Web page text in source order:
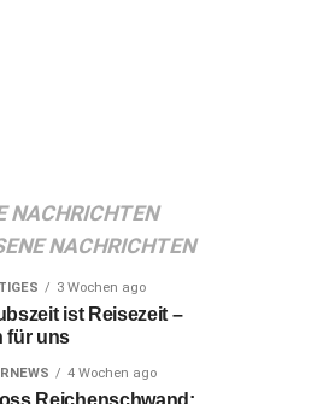
NACHRICHTEN
NACHRICHTEN
3 Wochen ago
ist Reisezeit –
für uns
4 Wochen ago
Reichenschwand: